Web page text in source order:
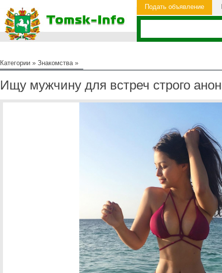
Подать объявление
Категории » Знакомства»
Ищу мужчину для встреч строго